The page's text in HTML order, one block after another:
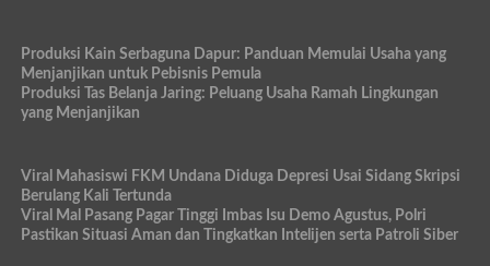
Produksi Kain Serbaguna Dapur: Panduan Memulai Usaha yang
Menjanjikan untuk Pebisnis Pemula
Produksi Tas Belanja Jaring: Peluang Usaha Ramah Lingkungan
yang Menjanjikan
Viral Mahasiswi FKM Undana Diduga Depresi Usai Sidang Skripsi
Berulang Kali Tertunda
Viral Mal Pasang Pagar Tinggi Imbas Isu Demo Agustus, Polri
Pastikan Situasi Aman dan Tingkatkan Intelijen serta Patroli Siber